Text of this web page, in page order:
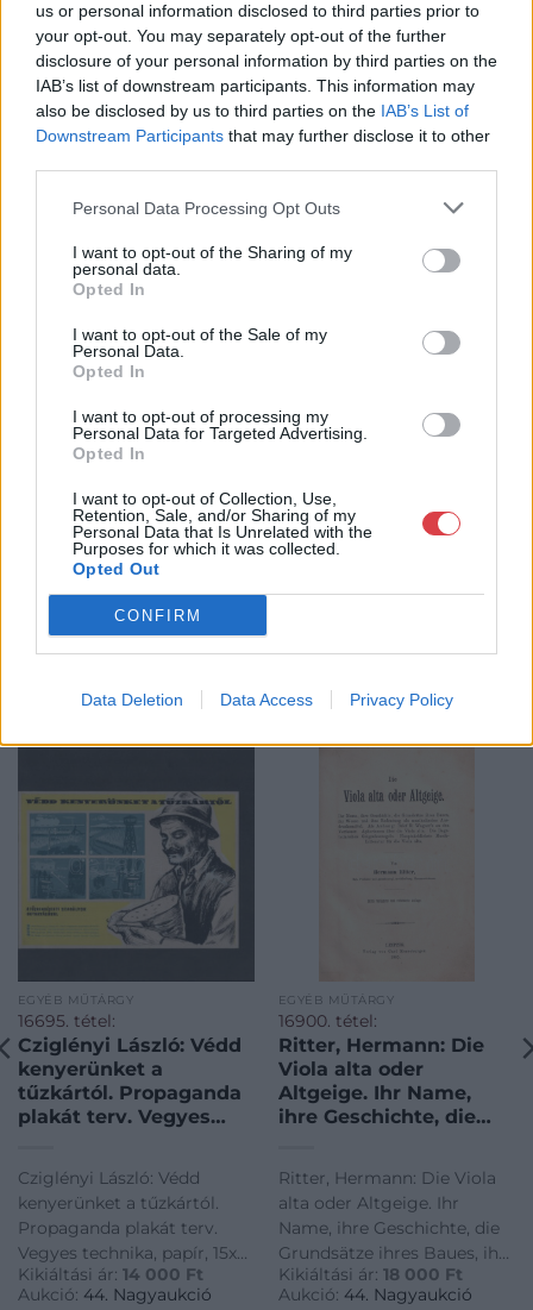
us or personal information disclosed to third parties prior to
your opt-out. You may separately opt-out of the further
disclosure of your personal information by third parties on the
IAB’s list of downstream participants. This information may
also be disclosed by us to third parties on the IAB’s List of
Downstream Participants that may further disclose it to other
Personal Data Processing Opt Outs
I want to opt-out of the Sharing of my
personal data.
Opted In
I want to opt-out of the Sale of my
Personal Data.
Opted In
I want to opt-out of processing my
Personal Data for Targeted Advertising.
Opted In
I want to opt-out of Collection, Use,
Retention, Sale, and/or Sharing of my
Personal Data that Is Unrelated with the
Purposes for which it was collected.
Opted Out
CONFIRM
Data Deletion Data Access Privacy Policy
Eladó adatai
Eladó: Darabanth Kft
Cím: Csonka Krisztián
Darabanth Bélyegkereskedelmi és
Andrássy út 16.
Telefon: 317-4757, 266-4154, 318-
Weboldal:http://darabanth.com
Bemutatkozás: A tételek a leütési ár + 25% jutalék megfizetése
veszik át, a vevő a postaköltség, biztosítási díj megfizetésére is
köteles.
GALÉRIA TOVÁBBI MŰTÁRGYAI
KAPCSOLÓDÓ MŰTÁRGYAK
EGYÉB MŰTÁRGY
16695. tétel:
Cziglényi László: Védd
kenyerünket a
tűzkártól. Propaganda
plakát terv. Vegyes
Hátoldalán hivatalos
engedélyezési
okirattal.
Cziglényi László: Védd
kenyerünket a tűzkártól.
Propaganda plakát terv.
Vegyes technika, papír, 15x21
cm Kartonon. Hátoldalán
hivatalos engedélyezési
Kikiáltási ár: 14 000 Ft
Aukció: 44. Nagyaukció
EGYÉB MŰTÁRGY
16900. tétel:
Ritter, Hermann: Die
Viola alta oder
Altgeige. Ihr Name,
ihre Geschichte, die
ihre Bedeutung als
musikalisches
Ausdrucksmittel. Als
Anhang: Brief R.
Wagner’s an den
Ritter, Hermann: Die Viola
alta oder Altgeige. Ihr
Name, ihre Geschichte, die
Grundsätze ihres Baues, ihr
Wesen und ihre Bedeutung
als musikalisches
Kikiáltási ár: 18 000 Ft
Aukció: 44. Nagyaukció